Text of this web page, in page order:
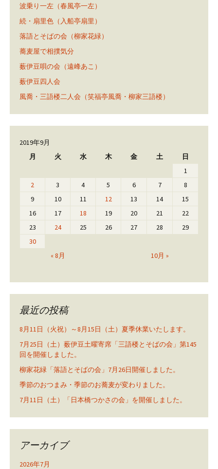
波乗り一左（春風亭一左）
続・扇里色（入船亭扇里）
落語とそばの会（柳家花緑）
蕎麦屋で相撲気分
薮伊豆唄の会（遠峰あこ）
薮伊豆四人会
風喬・三語楼二人会（笑福亭風喬・柳家三語楼）
2019年9月
月
火 水 木 金 土 日
« 8月 10月 »
1
2
3 4 5 6 7
8
9
10 11 12 13 14
15
16
17 18 19 20 21
22
23
24 25 26 27 28
29
30
最近の投稿
8月11日（火祝）～8月15日（土）夏季休業いたします。
7月25日（土）薮伊豆土曜寄席「三語楼とそばの会」第145
回を開催しました。
柳家花緑「落語とそばの会」7月26日開催しました。
季節のおつまみ・季節のお蕎麦が変わりました。
7月11日（土）「日本橋つかさの会」を開催しました。
アーカイブ
2026年7月